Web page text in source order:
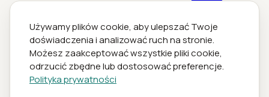
Używamy plików cookie, aby ulepszać Twoje
doświadczenia i analizować ruch na stronie.
Możesz zaakceptować wszystkie pliki cookie,
odrzucić zbędne lub dostosować preferencje.
Polityka prywatności